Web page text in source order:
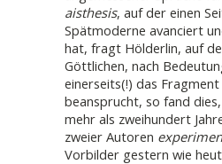
aisthesis, auf der einen
Spätmoderne avanciert
hat, fragt Hölderlin, auf
Göttlichen, nach
einerseits(!) das
beansprucht, so fand
mehr als zweihundert
zweier Autoren
Vorbilder gestern wie